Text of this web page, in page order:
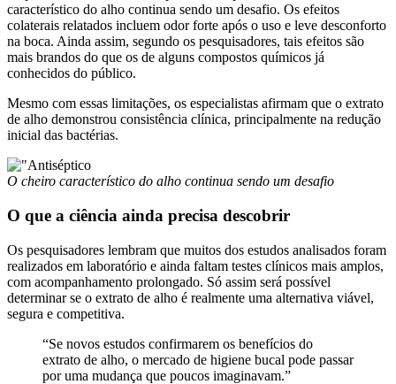
característico do alho continua sendo um desafio. Os efeitos
colaterais relatados incluem odor forte após o uso e leve desconforto
na boca. Ainda assim, segundo os pesquisadores, tais efeitos são
mais brandos do que os de alguns compostos químicos já
conhecidos do público.
Mesmo com essas limitações, os especialistas afirmam que o extrato
de alho demonstrou consistência clínica, principalmente na redução
inicial das bactérias.
O cheiro característico do alho continua sendo um desafio
O que a ciência ainda precisa descobrir
Os pesquisadores lembram que muitos dos estudos analisados foram
realizados em laboratório e ainda faltam testes clínicos mais amplos,
com acompanhamento prolongado. Só assim será possível
determinar se o extrato de alho é realmente uma alternativa viável,
segura e competitiva.
“Se novos estudos confirmarem os benefícios do
extrato de alho, o mercado de higiene bucal pode passar
por uma mudança que poucos imaginavam.”